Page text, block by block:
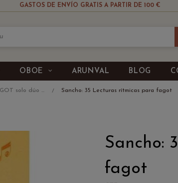
GASTOS DE ENVÍO GRATIS A PARTIR DE 100 €
OBOE ARUNVAL BLOG
solo dúo ... Sancho: 35 Lecturas rítmicas para fagot
Sancho:
fagot